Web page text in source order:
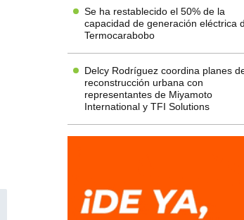
Se ha restablecido el 50% de la
capacidad de generación eléctrica
Termocarabobo
Delcy Rodríguez coordina planes
reconstrucción urbana con
representantes de Miyamoto
International y TFI Solutions